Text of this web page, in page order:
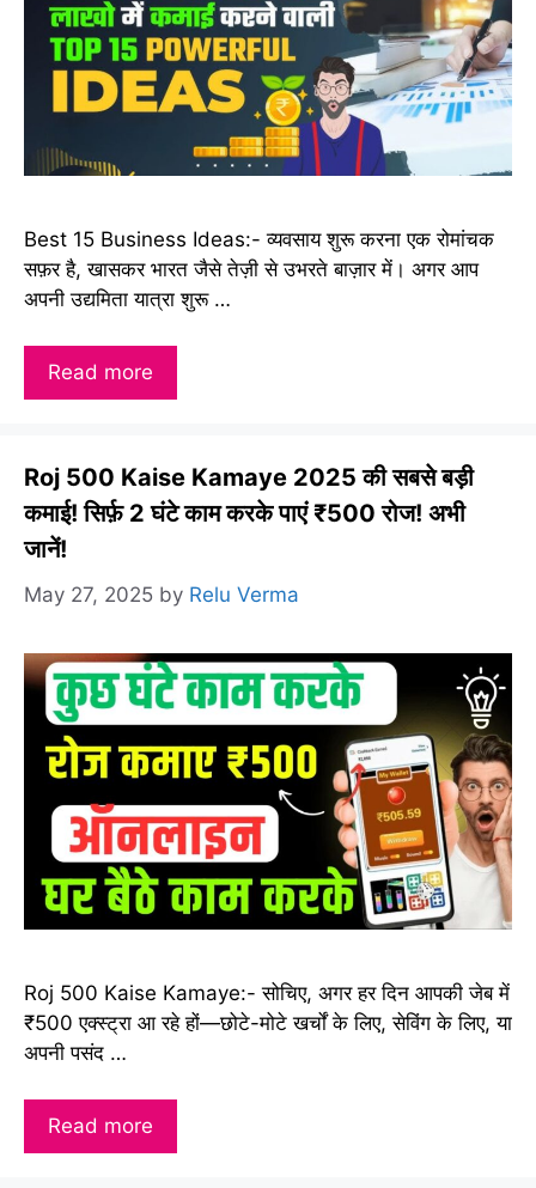
Best 15 Business Ideas:- व्यवसाय शुरू करना एक रोमांचक
सफ़र है, खासकर भारत जैसे तेज़ी से उभरते बाज़ार में। अगर आप
अपनी उद्यमिता यात्रा शुरू …
Read more
Roj 500 Kaise Kamaye 2025 की सबसे बड़ी
कमाई! सिर्फ़ 2 घंटे काम करके पाएं ₹500 रोज! अभी
जानें!
May 27, 2025 by Relu Verma
Roj 500 Kaise Kamaye:- सोचिए, अगर हर दिन आपकी जेब में
₹500 एक्स्ट्रा आ रहे हों—छोटे-मोटे खर्चों के लिए, सेविंग के लिए, या
अपनी पसंद …
Read more